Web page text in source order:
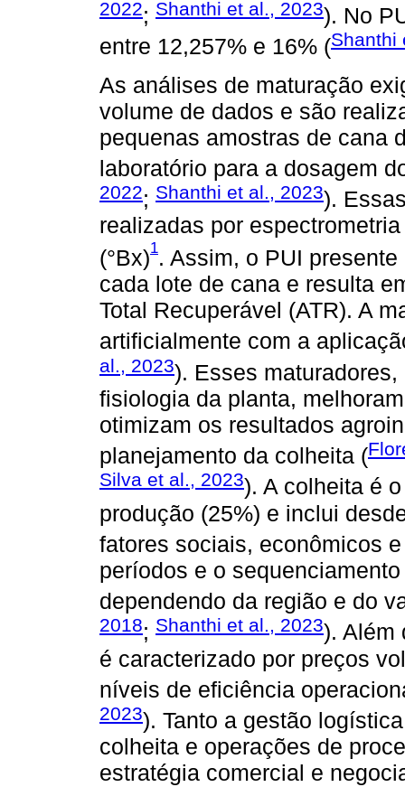
2022; Shanthi et al., 2023). No
entre 12,257% e 16% (Shanthi
As análises de maturação
volume de dados e são
pequenas amostras de cana
laboratório para a dosagem
2022; Shanthi et al., 2023).
realizadas por
(°Bx)1. Assim, o PUI
cada lote de cana e resulta
Total Recuperável (ATR). A
artificialmente com a
al., 2023). Esses
fisiologia da planta,
otimizam os resultados
planejamento da colheita (
Silva et al., 2023). A colheita é
produção (25%) e inclui
fatores sociais, econômicos
períodos e o
dependendo da região e do
2018; Shanthi et al., 2023). Além
é caracterizado por preços
níveis de eficiência
2023). Tanto a gestão
colheita e operações de
estratégia comercial e